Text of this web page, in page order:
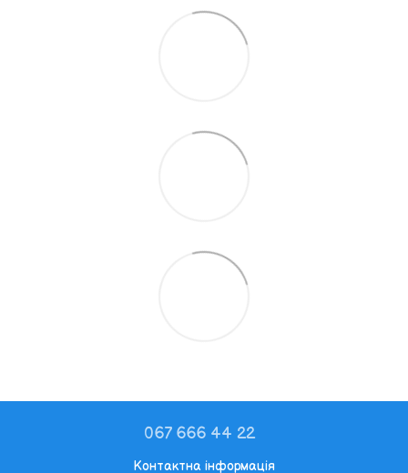
067 666 44 22
Контактна інформація